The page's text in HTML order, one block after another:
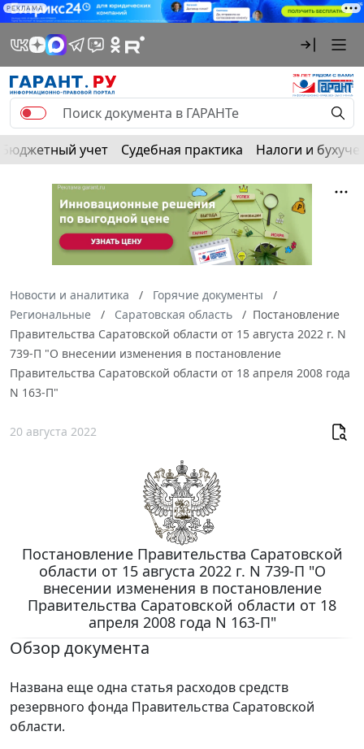
РЕКЛАМА
Бюджетный учет Судебная практика Налоги и
Новости и аналитика
Горячие документы
Региональные
Саратовская область
Постановление
Правительства Саратовской области от 15 августа 2022 г. N
739-П "О внесении изменения в постановление
Правительства Саратовской области от 18 апреля 2008 года
N 163-П"
20 августа 2022
Постановление Правительства Саратовской
области от 15 августа 2022 г. N 739-П "О
внесении изменения в постановление
Правительства Саратовской области от 18
апреля 2008 года N 163-П"
Обзор документа
Названа еще одна статья расходов средств
резервного фонда Правительства Саратовской
области.